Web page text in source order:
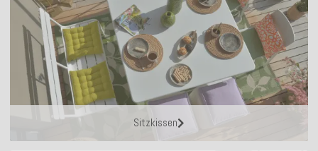
Sitzkissen